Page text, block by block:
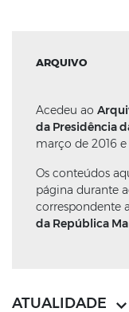
ARQUIVO
Acedeu ao
da Presidência
março de 2016
Os conteúdos
página durante
correspondente
da República
ATUALIDADE